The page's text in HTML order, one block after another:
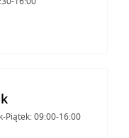
Piątek: 09:00-16:00